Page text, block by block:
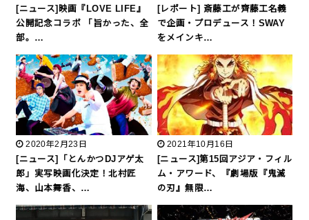
[ニュース]映画『LOVE LIFE』
公開記念コラボ 「旨かった、全
部。…
[レポート] 斎藤工が齊藤工名義
で企画・プロデュース！SWAY
をメインキ…
2020年2月23日
[ニュース]「とんかつDJアゲ太
郎」実写映画化決定！北村匠
海、山本舞香、…
2021年10月16日
[ニュース]第15回アジア・フィル
ム・アワード、『劇場版『鬼滅
の刃』無限…